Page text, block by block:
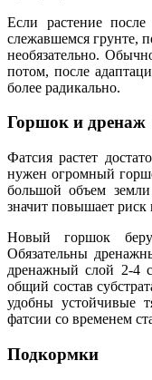
Если растение
слежавшемся грунте,
необязательно.
потом, после
более радикально.
Горшок и дренаж
Фатсия растет
нужен огромный
большой объем
значит повышает риск
Новый горшок
Обязательны
дренажный слой 2-4
общий состав
удобны устойчивые
фатсии со временем
Подкормки